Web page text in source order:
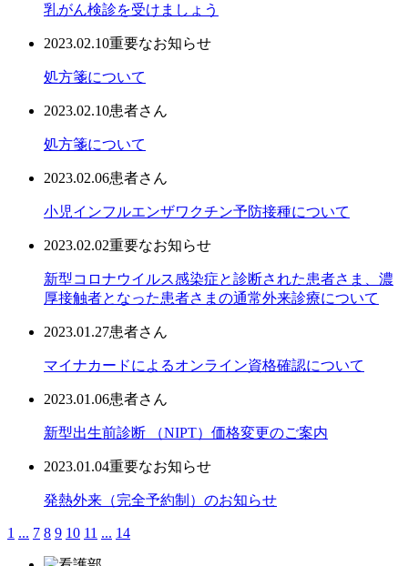
乳がん検診を受けましょう
2023.02.10重要なお知らせ
処方箋について
2023.02.10患者さん
処方箋について
2023.02.06患者さん
小児インフルエンザワクチン予防接種について
2023.02.02重要なお知らせ
新型コロナウイルス感染症と診断された患者さま、濃
厚接触者となった患者さまの通常外来診療について
2023.01.27患者さん
マイナカードによるオンライン資格確認について
2023.01.06患者さん
新型出生前診断 （NIPT）価格変更のご案内
2023.01.04重要なお知らせ
発熱外来（完全予約制）のお知らせ
1 ... 7 8 9 10 11 ... 14